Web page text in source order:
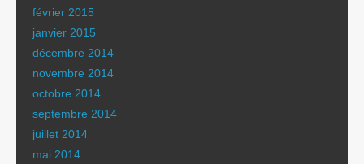
février 2015
janvier 2015
décembre 2014
novembre 2014
octobre 2014
septembre 2014
juillet 2014
mai 2014